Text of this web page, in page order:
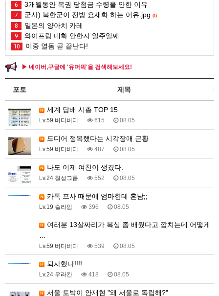
6 3개월동안 복권 당첨금 수령을 안한 이유
7 군사) 북한군이 전방 요새화 하는 이유.jpg (1)
8 일본의 양아치 카레
9 와이프랑 대화 안한지 일주일째
10 이중 열돔 곧 끝난다!
▶ 네이버,구글에 '유머픽'을 검색해보세요!
포토 제목
세계 담배 시총 TOP 15
Lv.59 버디버디 615 08.05
드디어 정복했다는 시각장애 근황
Lv.59 버디버디 487 08.05
나도 이제 여친이 생겼다.
Lv.24 칠성그룹 552 08.05
카톡 프사 때문에 엄마한테 혼남;;
Lv.19 슬라임 396 08.05
…
Lv.59 버디버디 539 08.05
퇴사했다!!!!
Lv.24 우라칸 418 08.05
서울 토박이 안재현 "왜 서울로 독립해?"